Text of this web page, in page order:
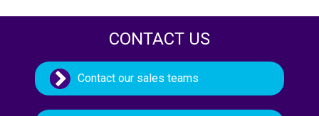
CONTACT US
Contact our sales teams